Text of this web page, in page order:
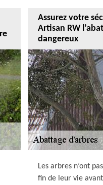
Assurez votre
Artisan RW
dangereux
Les arbres n’ont
fin de leur vie